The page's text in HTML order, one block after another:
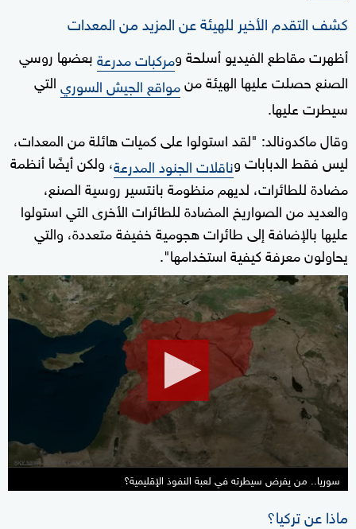
كشف التقدم الأخير للهيئة عن المزيد من المعدات
أظهرت مقاطع الفيديو أسلحة ومركبات مدرعةبعضها روسي
الصنع حصلت عليها الهيئة منمواقع الجيش السوريالتي
سيطرت عليها.
وقال ماكدونالد: "لقد استولوا على كميات هائلة من المعدات،
ليس فقط الدبابات وناقلات الجنود المدرعة، ولكن أيضًا أنظمة
مضادة للطائرات، لديهم منظومة بانتسير روسية الصنع،
والعديد من الصواريخ المضادة للطائرات الأخرى التي استولوا
عليها بالإضافة إلى طائرات هجومية خفيفة متعددة، والتي
يحاولون معرفة كيفية استخدامها".
0
seconds
of
seconds
سوريا.. من يفرض سيطرته في لعبة النفوذ الإقليمية؟
ماذا عن تركيا؟